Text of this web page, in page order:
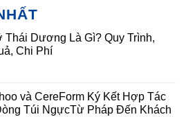
Thái Dương Là Gì? Quy Trình,
Chi Phí
và CereForm Ký Kết Hợp Tác
Túi NgựcTừ Pháp Đến Khách